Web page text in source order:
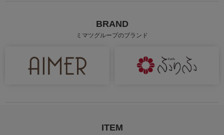
身長：159cm 身長：155cm
BRAND
ミマツグループのブランド
ITEM